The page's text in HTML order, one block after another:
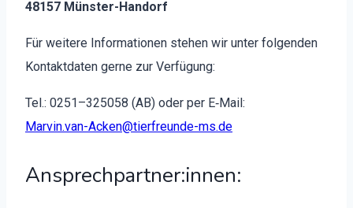
48157 Mün­ster-Han­dorf
Für weit­ere Infor­ma­tio­nen ste­hen wir unter fol­gen­den
Kon­tak­t­dat­en gerne zur Ver­fü­gung:
Tel.: 0251–325058 (AB) oder per E‑Mail:
Marvin.van-Acken@tierfreunde-ms.de
Ansprechpartner:innen: